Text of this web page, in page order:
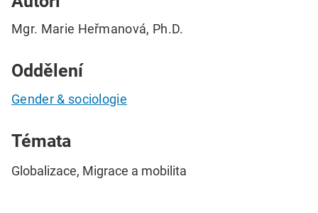
Mgr. Marie Heřmanová, Ph.D.
Oddělení
Gender & sociologie
Témata
Globalizace, Migrace a mobilita